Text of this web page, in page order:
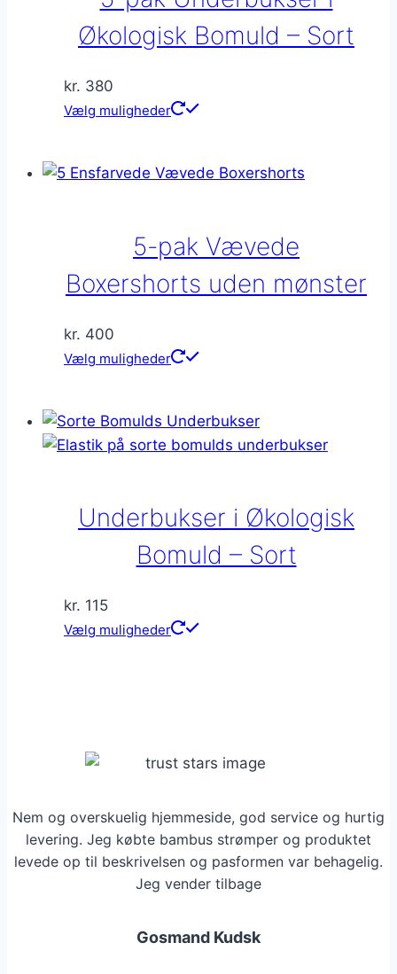
vælges
på
varesiden
Økologisk Bomuld – Sort
kr. 380
Vælg muligheder
Dette
flere
kan
vælges
på
5-pak Vævede
Boxershorts uden mønster
kr. 400
Vælg muligheder
Dette
flere
varianter.
vælges
på
varesiden
Underbukser i Økologisk
Bomuld – Sort
kr. 115
Vælg muligheder
Dette
kan
på
varesiden
Nem og overskuelig hjemmeside, god service og hurtig
levering. Jeg købte bambus strømper og produktet
levede op til beskrivelsen og pasformen var behagelig.
Jeg vender tilbage
Gosmand Kudsk